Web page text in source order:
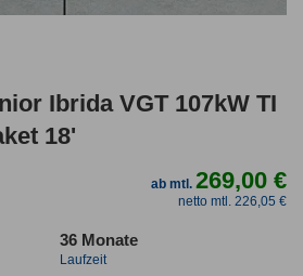
Ibrida VGT 107kW TI
18'
ab mtl.269,00 €
netto mtl. 226,05 €
36 Monate
Laufzeit